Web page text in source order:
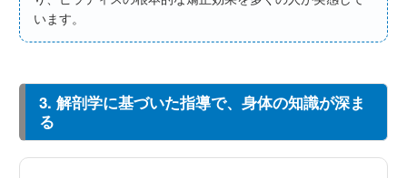
います。
3. 解剖学に基づいた指導で、身体の知識が深ま
る